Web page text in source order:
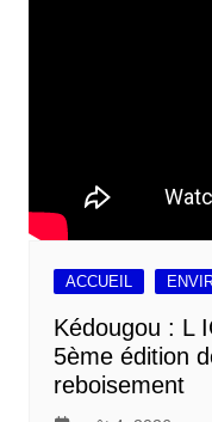
ACCUEIL
Kédougou : L
5ème édition
reboisement